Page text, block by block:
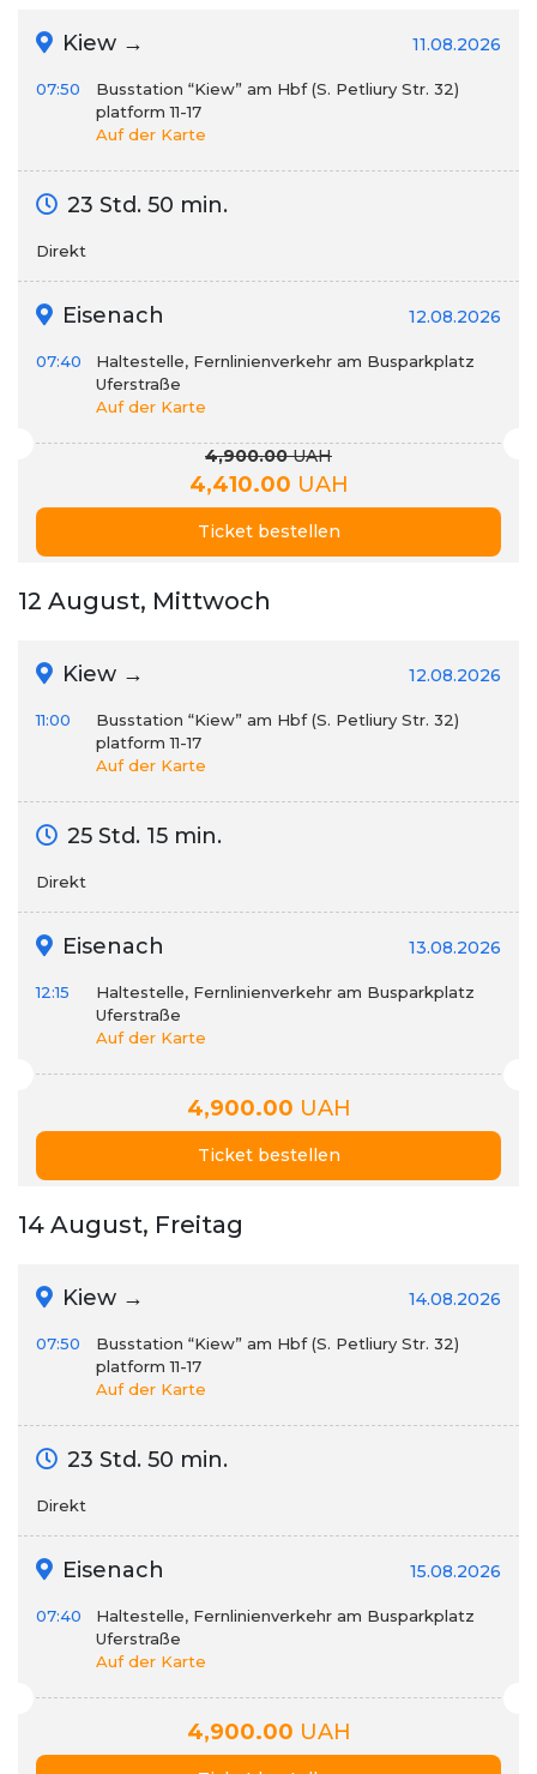
Kiew → 11.08.2026
07:50
Busstation “Kiew” am Hbf (S. Petliury Str. 32)
platform 11-17
Auf der Karte
23 Std. 50 min.
Direkt
Eisenach 12.08.2026
07:40
Haltestelle, Fernlinienverkehr am Busparkplatz
Uferstraße
Auf der Karte
4,900.00UAH
4,410.00 UAH
Ticket bestellen
12 August, Mittwoch
Kiew → 12.08.2026
11:00
Busstation “Kiew” am Hbf (S. Petliury Str. 32)
platform 11-17
Auf der Karte
25 Std. 15 min.
Direkt
Eisenach 13.08.2026
12:15
Haltestelle, Fernlinienverkehr am Busparkplatz
Uferstraße
Auf der Karte
4,900.00 UAH
Ticket bestellen
14 August, Freitag
Kiew → 14.08.2026
07:50
Busstation “Kiew” am Hbf (S. Petliury Str. 32)
platform 11-17
Auf der Karte
23 Std. 50 min.
Direkt
Eisenach 15.08.2026
07:40
Haltestelle, Fernlinienverkehr am Busparkplatz
Uferstraße
Auf der Karte
4,900.00 UAH